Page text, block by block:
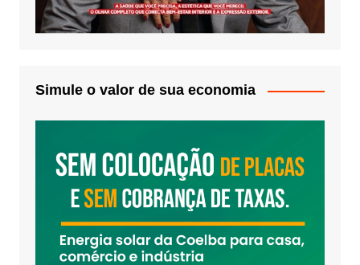
Simule o valor de sua economia